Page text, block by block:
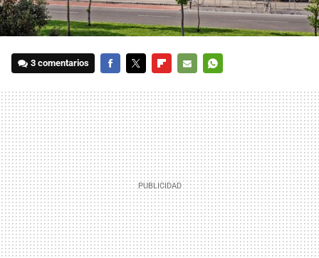
3 comentarios
MAIL